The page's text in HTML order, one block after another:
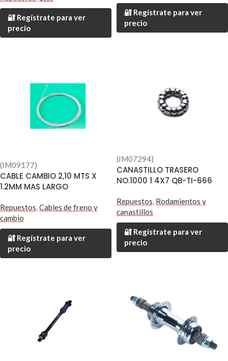
🔐 Regístrate para ver
precio
🔐 Regístrate para ver
precio
(IM09177)
CABLE CAMBIO 2,10 MTS X
1.2MM MAS LARGO
Repuestos,Cables de freno y
cambio
🔐 Regístrate para ver
precio
(IM07294)
CANASTILLO TRASERO
NO.1000 1 4X7 QB-TI-666
Repuestos, Rodamientos y
canastillos
🔐 Regístrate para ver
precio